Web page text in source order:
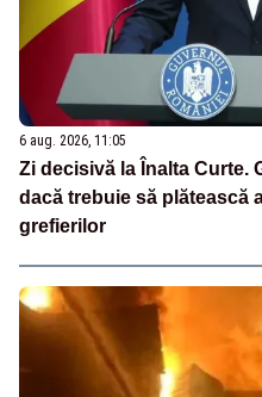
6 aug. 2026, 11:05
Zi decisivă la Înalta Curte.
dacă trebuie să plătească
grefierilor